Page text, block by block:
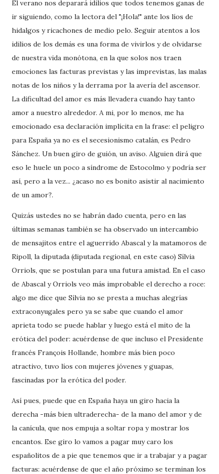
El verano nos deparará idilios que todos tenemos ganas de
ir siguiendo, como la lectora del "¡Hola!" ante los líos de
hidalgos y ricachones de medio pelo. Seguir atentos a los
idilios de los demás es una forma de vivirlos y de olvidarse
de nuestra vida monótona, en la que solos nos traen
emociones las facturas previstas y las imprevistas, las malas
notas de los niños y la derrama por la avería del ascensor.
La dificultad del amor es más llevadera cuando hay tanto
amor a nuestro alrededor. A mi, por lo menos, me ha
emocionado esa declaración implícita en la frase: el peligro
para España ya no es el secesionismo catalán, es Pedro
Sánchez. Un buen giro de guión, un aviso. Alguien dirá que
eso le huele un poco a síndrome de Estocolmo y podría ser
así, pero a la vez... ¿acaso no es bonito asistir al nacimiento
de un amor?.
Quizás ustedes no se habrán dado cuenta, pero en las
últimas semanas también se ha observado un intercambio
de mensajitos entre el aguerrido Abascal y la matamoros de
Ripoll, la diputada (diputada regional, en este caso) Sílvia
Orriols, que se postulan para una futura amistad. En el caso
de Abascal y Orriols veo más improbable el derecho a roce:
algo me dice que Sílvia no se presta a muchas alegrías
extraconyugales pero ya se sabe que cuando el amor
aprieta todo se puede hablar y luego está el mito de la
erótica del poder: acuérdense de que incluso el Presidente
francés François Hollande, hombre más bien poco
atractivo, tuvo líos con mujeres jóvenes y guapas,
fascinadas por la erótica del poder.
Así pues, puede que en España haya un giro hacia la
derecha -más bien ultraderecha- de la mano del amor y de
la canícula, que nos empuja a soltar ropa y mostrar los
encantos. Ese giro lo vamos a pagar muy caro los
españolitos de a pie que tenemos que ir a trabajar y a pagar
facturas: acuérdense de que el año próximo se terminan los